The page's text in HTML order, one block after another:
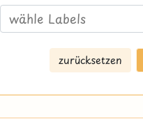
zurücksetzen